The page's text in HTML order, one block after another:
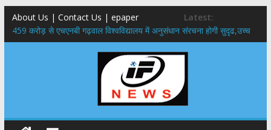
About Us | Contact Us | epaper
Latest:
459 करोड़ से एचएनबी गढ़वाल विश्वविद्यालय में अनुसंधान संरचना होगी सुदृढ,उच्च
शिक्षा मंत्री धन सिंह रावत ने नवनियुक्त केन्द्रीय शिक्षा मंत्री से की मुलाकात
राष्ट्रीय हथकरघा दिवस पर मुख्यमंत्री धामी ने उत्कृष्ट बुनकरों और हस्तशिल्प
​धामी कैबिनेट का बड़ा फैसला: पशुपालकों को 60% तक सब्सिडी, गंगा एक्सप्रेसवे का
​हरिद्वार से वीरभद्र (ऋषिकेश) तक निकली BJYM की भव्य कांवड़ यात्रा; तेजस्वी
सूर्या ने की देश व प्रदेशवासियों के कल्याण की कामना